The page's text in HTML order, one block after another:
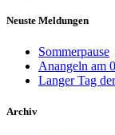
Neuste Meldungen
Sommerpause
Anangeln am
Langer Tag
Archiv